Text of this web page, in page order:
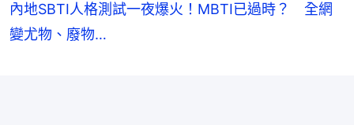
內地SBTI人格測試一夜爆火！MBTI已過時？ 全網
變尤物、廢物…